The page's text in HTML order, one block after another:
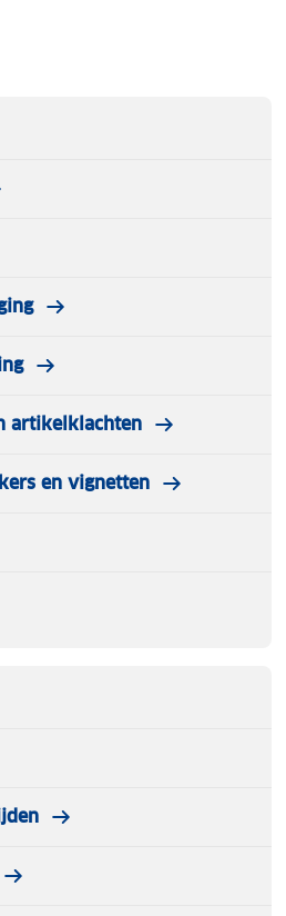
artikelklachten
en vignetten